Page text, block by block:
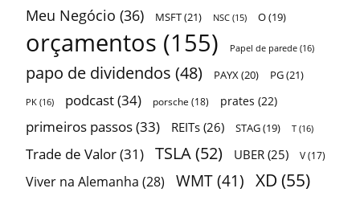
Meu Negócio (36) MSFT(21) NSC (15) O(19)
orçamentos (155) Papel de parede (16)
papo de dividendos (48) PAYX (20) PG(21)
PK (16) podcast(34) porsche (18) prates (22)
primeiros passos(33) REITs (26) STAG(19) T (16)
Trade de Valor(31) TSLA (52) UBER (25) V(17)
Viver na Alemanha (28) WMT (41) XD (55)